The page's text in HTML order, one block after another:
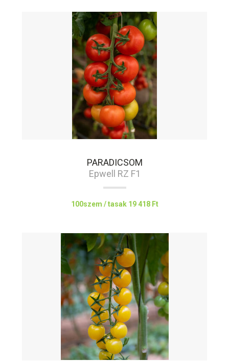
PARADICSOM
Epwell RZ F1
100szem / tasak 19 418 Ft